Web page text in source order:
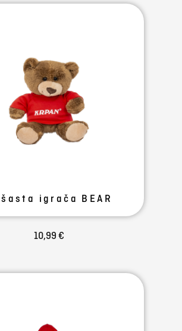
igrača BEAR
10,99 €